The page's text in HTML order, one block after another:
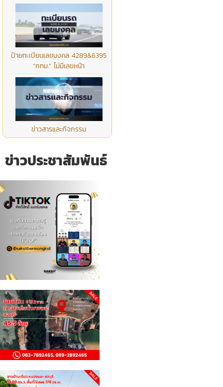
ป้ายทะเบียนเลขมงคล 4289&6395
“กทม.” ไม่มีเลขหน้า
ข่าวสารและกิจกรรม
ข่าวประชาสัมพันธ์